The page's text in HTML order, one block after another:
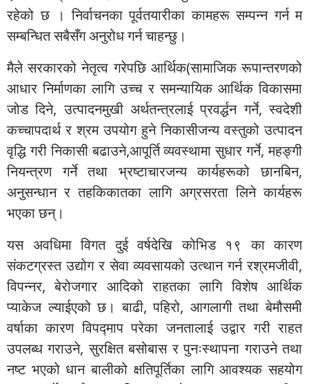
रहेको छ । निर्वाचनका पूर्वतयारीका कामहरू सम्पन्न गर्न म
सम्बन्धित सबैसँग अनुरोध गर्न चाहन्छु।
मैले सरकारको नेतृत्व गरेपछि आर्थिक(सामाजिक रूपान्तरणको
आधार निर्माणका लागि उच्च र समन्यायिक आर्थिक विकासमा
जोड दिने, उत्पादनमुखी अर्थतन्त्रलाई प्रवर्द्धन गर्ने, स्वदेशी
कच्चापदार्थ र श्रम उपयोग हुने निकासीजन्य वस्तुको उत्पादन
वृद्धि गरी निकासी बढाउने,आपूर्ति व्यवस्थामा सुधार गर्ने, महङ्गी
नियन्त्रण गर्ने तथा भ्रष्टाचारजन्य कार्यहरूको छानबिन,
अनुसन्धान र तहकिकातका लागि अग्रसरता लिने कार्यहरू
भएका छन्।
यस अवधिमा विगत दुई वर्षदेखि कोभिड १९ का कारण
संकटग्रस्त उद्योग र सेवा व्यवसायको उत्थान गर्न रश्रमजीवी,
विपन्नर, बेरोजगार आदिको राहतका लागि विशेष आर्थिक
प्याकेज ल्याईएको छ। बाढी, पहिरो, आगलागी तथा बेमौसमी
वर्षाका कारण विपद्माप परेका जनतालाई उद्वार गरी राहत
उपलब्ध गराउने, सुरक्षित बसोबास र पुनःस्थापना गराउने तथा
नष्ट भएको धान बालीको क्षतिपूर्तिका लागि आवश्यक सहयोग